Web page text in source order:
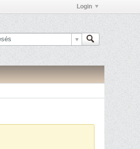
Login